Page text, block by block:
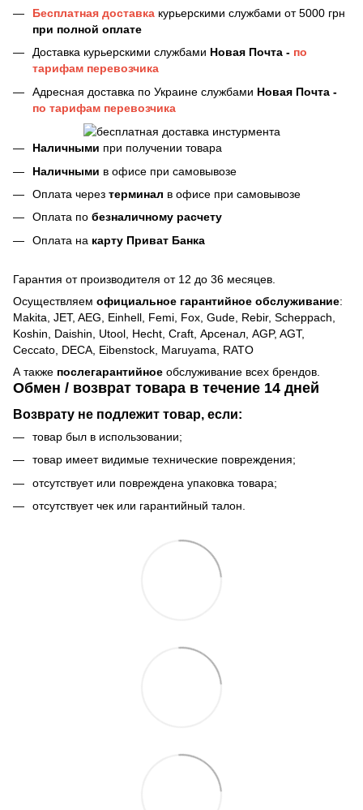
Бесплатная доставка курьерскими службами от 5000 грн
при полной оплате
Доставка курьерскими службами Новая Почта - по
тарифам перевозчика
Адресная доставка по Украине службами Новая Почта -
по тарифам перевозчика
Наличными при получении товара
Наличными в офисе при самовывозе
Оплата через терминал в офисе при самовывозе
Оплата по безналичному расчету
Оплата на карту Приват Банка
Гарантия от производителя от 12 до 36 месяцев.
Осуществляем официальное гарантийное обслуживание:
Makita, JET, AEG, Einhell, Femi, Fox, Gude, Rebir, Scheppach,
Koshin, Daishin, Utool, Hecht, Craft, Арсенал, AGP, AGT,
Ceccato, DECA, Eibenstock, Maruyama, RATO
А также послегарантийное обслуживание всех брендов.
Обмен / возврат товара в течение 14 дней
Возврату не подлежит товар, если:
товар был в использовании;
товар имеет видимые технические повреждения;
отсутствует или повреждена упаковка товара;
отсутствует чек или гарантийный талон.